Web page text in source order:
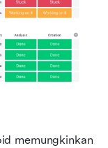
memungkinkan